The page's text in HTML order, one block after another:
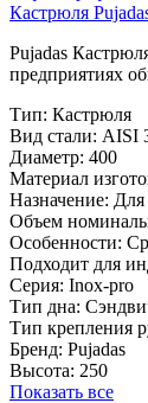
Кастрюля
Pujadas
предприятиях
Тип: Кастрюля
Вид стали: AISI
Диаметр: 400
Материал
Назначение: Для
Объем
Особенности:
Подходит для
Серия: Inox-pro
Тип дна:
Тип крепления
Бренд: Pujadas
Высота: 250
Показать все